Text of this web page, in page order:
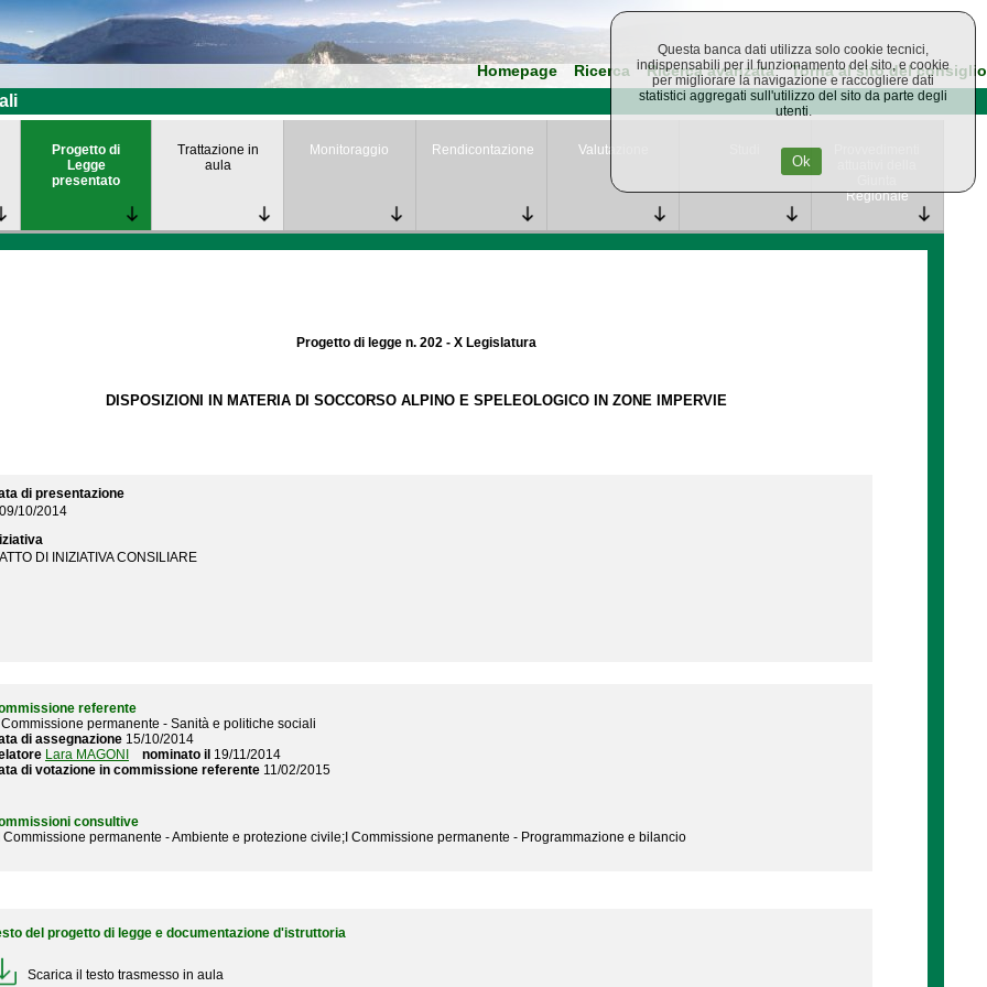
Homepage Ricerca Ricerca avanzata Torna al sito del consiglio
Progetto di
Legge
presentato
Trattazione in
aula
Monitoraggio Rendicontazione Valutazione
Regionale
Progetto di legge n. 202 - X Legislatura
DISPOSIZIONI IN MATERIA DI SOCCORSO ALPINO E SPELEOLOGICO IN ZONE IMPERVIE
di presentazione
09/10/2014
ATTO DI INIZIATIVA CONSILIARE
referente
Commissione permanente - Sanità e politiche sociali
di assegnazione 15/10/2014
Lara MAGONI nominato il 19/11/2014
di votazione in commissione referente 11/02/2015
consultive
Commissione permanente - Ambiente e protezione civile;I Commissione permanente - Programmazione e bilancio
del progetto di legge e documentazione d'istruttoria
Scarica il testo trasmesso in aula
Questa banca dati utilizza solo cookie tecnici,
indispensabili per il funzionamento del sito, e cookie
per migliorare la navigazione e raccogliere dati
statistici aggregati sull'utilizzo del sito da parte degli
utenti.
Ok